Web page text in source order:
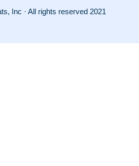
Inc · All rights reserved 2021